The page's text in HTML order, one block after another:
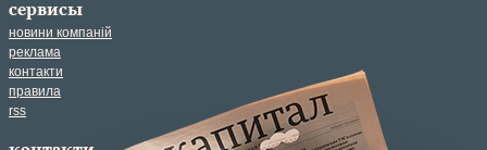
сервисы
новини компаній
реклама
контакти
правила
rss